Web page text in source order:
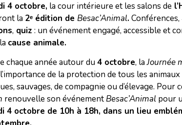
4 octobre,la cour intérieure et les salons de
la 2ᵉ édition de Besac’Animal.Conférences,
, quiz : un événement engagé, accessible et
cause animale.
chaque année autour du4 octobre, laJournée
de la protection de tous les
sauvages, de compagnie ou d’élevage. Pour
renouvelle son événement Besac’Animalpour
4 octobre de 10h à 18h, dans un lieu